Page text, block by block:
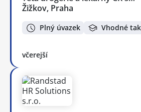
Žižkov, Praha
Plný úvazek Vhodné
včerejší